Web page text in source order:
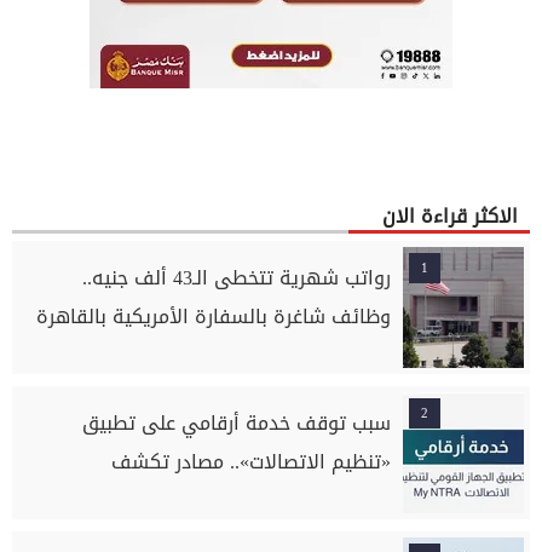
الاكثر قراءة الان
1
رواتب شهرية تتخطى الـ43 ألف جنيه..
وظائف شاغرة بالسفارة الأمريكية بالقاهرة
2
سبب توقف خدمة أرقامي على تطبيق
«تنظيم الاتصالات».. مصادر تكشف